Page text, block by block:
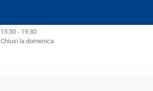
15:30 - 19:30
Chiusi la domenica